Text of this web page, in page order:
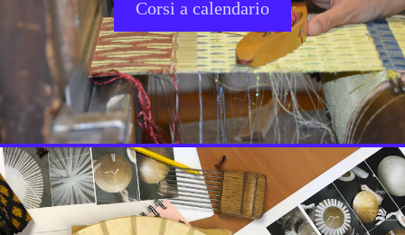
Corsi a calendario